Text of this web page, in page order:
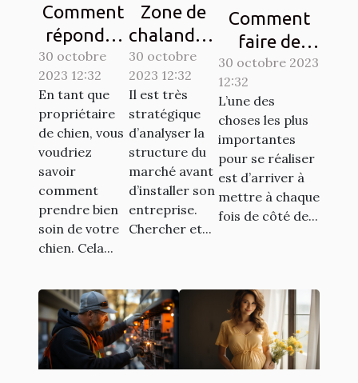
Comment
répondre
aux
besoins de
base de
votre
chien ?
30 octobre
2023 12:32
En tant que
propriétaire
de chien, vous
voudriez
savoir
comment
prendre bien
soin de votre
chien. Cela...
Zone de
chalandise
: qu’est-ce
que c’est ?
30 octobre
2023 12:32
Il est très
stratégique
d’analyser la
structure du
marché avant
d’installer son
entreprise.
Chercher et...
Comment
faire de
l’économie ?
Tout savoir.
30 octobre 2023
12:32
L’une des
choses les plus
importantes
pour se réaliser
est d’arriver à
mettre à chaque
fois de côté de...